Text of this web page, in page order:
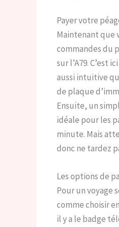
Payer votre
Maintenant que
commandes du
sur l’A79.
aussi intuitive
de plaque
Ensuite, un
idéale pour les
minute. Mais
donc ne tardez
Les options de
Pour un voyage
comme choisir
il y a le badge